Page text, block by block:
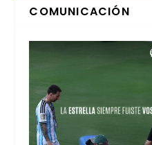
COMUNICACIÓN